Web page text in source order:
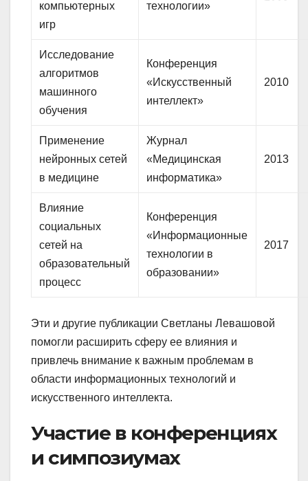
компьютерных
игр
технологии»
Исследование
алгоритмов
машинного
обучения
Конференция
«Искусственный
интеллект»
2010
Применение
нейронных сетей
в медицине
Журнал
«Медицинская
информатика»
2013
Влияние
социальных
сетей на
образовательный
процесс
Конференция
«Информационные
технологии в
образовании»
2017
Эти и другие публикации Светланы Левашовой
помогли расширить сферу ее влияния и
привлечь внимание к важным проблемам в
области информационных технологий и
искусственного интеллекта.
Участие в конференциях
и симпозиумах